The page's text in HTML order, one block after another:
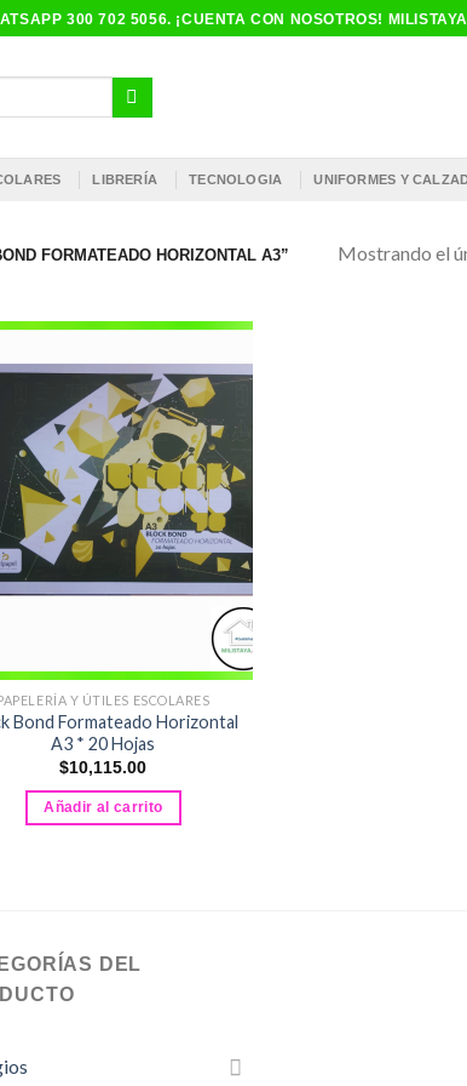
300 702 5056. ¡CUENTA CON NOSOTROS!
LIBRERÍA TECNOLOGIA UNIFORMES Y
FORMATEADO HORIZONTAL A3” Mostrando el
Y ÚTILES ESCOLARES
Bond Formateado Horizontal
A3 * 20 Hojas
$10,115.00
Añadir al carrito
DEL